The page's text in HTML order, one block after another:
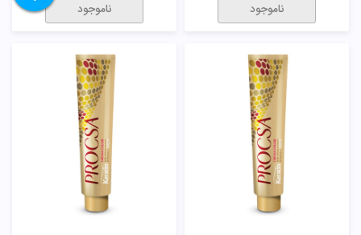
ناموجود
ناموجود